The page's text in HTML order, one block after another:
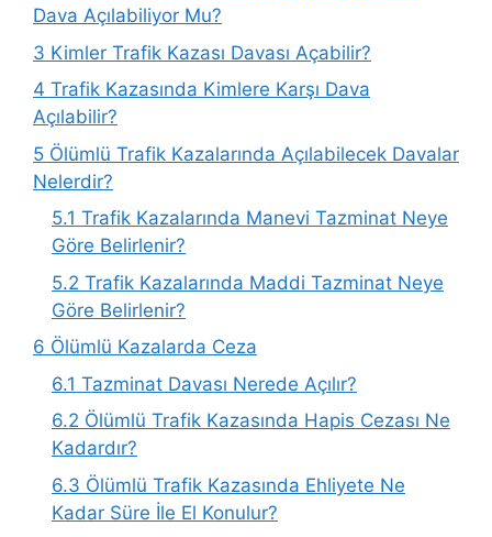
Dava Açılabiliyor Mu?
3 Kimler Trafik Kazası Davası Açabilir?
4 Trafik Kazasında Kimlere Karşı Dava
Açılabilir?
5 Ölümlü Trafik Kazalarında Açılabilecek Davalar
Nelerdir?
5.1 Trafik Kazalarında Manevi Tazminat Neye
Göre Belirlenir?
5.2 Trafik Kazalarında Maddi Tazminat Neye
Göre Belirlenir?
6 Ölümlü Kazalarda Ceza
6.1 Tazminat Davası Nerede Açılır?
6.2 Ölümlü Trafik Kazasında Hapis Cezası Ne
Kadardır?
6.3 Ölümlü Trafik Kazasında Ehliyete Ne
Kadar Süre İle El Konulur?